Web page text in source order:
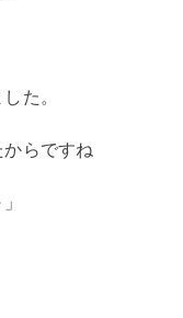
た。
からですね